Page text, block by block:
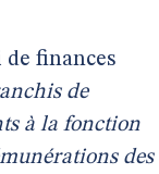
finances
de
à la fonction
des